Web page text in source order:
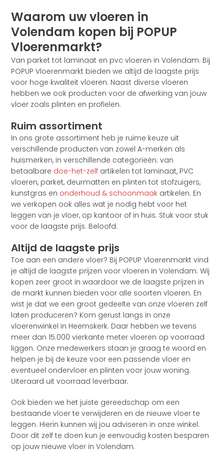
Waarom uw vloeren in
Volendam kopen bij POPUP
Vloerenmarkt?
Van parket tot laminaat en pvc vloeren in Volendam. Bij
POPUP Vloerenmarkt bieden we altijd de laagste prijs
voor hoge kwaliteit vloeren. Naast diverse vloeren
hebben we ook producten voor de afwerking van jouw
vloer zoals plinten en profielen.
Ruim assortiment
In ons grote assortiment heb je ruime keuze uit
verschillende producten van zowel A-merken als
huismerken, in verschillende categorieën: van
betaalbare doe-het-zelf artikelen tot laminaat, PVC
vloeren, parket, deurmatten en plinten tot stofzuigers,
kunstgras en onderhoud & schoonmaak artikelen. En
we verkopen ook alles wat je nodig hebt voor het
leggen van je vloer, op kantoor of in huis. Stuk voor stuk
voor de laagste prijs. Beloofd.
Altijd de laagste prijs
Toe aan een andere vloer? Bij POPUP Vloerenmarkt vind
je altijd de laagste prijzen voor vloeren in Volendam. Wij
kopen zeer groot in waardoor we de laagste prijzen in
de markt kunnen bieden voor alle soorten vloeren. En
wist je dat we een groot gedeelte van onze vloeren zelf
laten produceren? Kom gerust langs in onze
vloerenwinkel in Heemskerk. Daar hebben we tevens
meer dan 15.000 vierkante meter vloeren op voorraad
liggen. Onze medewerkers staan je graag te woord en
helpen je bij de keuze voor een passende vloer en
eventueel ondervloer en plinten voor jouw woning.
Uiteraard uit voorraad leverbaar.
Ook bieden we het juiste gereedschap om een
bestaande vloer te verwijderen en de nieuwe vloer te
leggen. Hierin kunnen wij jou adviseren in onze winkel.
Door dit zelf te doen kun je eenvoudig kosten besparen
op jouw nieuwe vloer in Volendam.